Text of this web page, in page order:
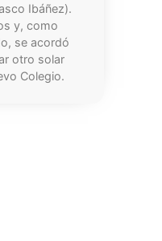
Ibáñez).
y, como
se acordó
otro solar
Colegio.